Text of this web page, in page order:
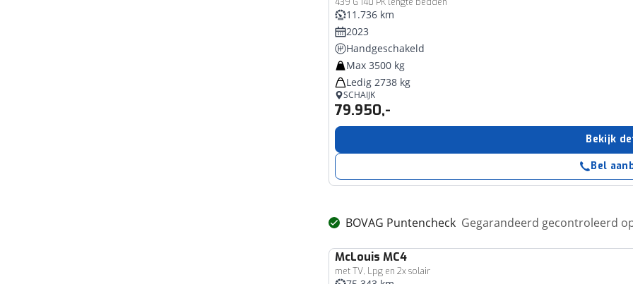
11.736 km
2023
Handgeschakeld
Max 3500 kg
Ledig 2738 kg
SCHAIJK
79.950,-
Bekijk
Bel
BOVAG Puntencheck Gegarandeerd gecontroleerd
McLouis MC4
met TV, Lpg en 2x solair